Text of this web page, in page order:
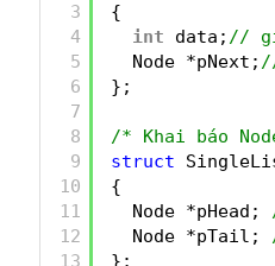
3
4
5
6
7
8
9
10
11
12
13
{
int
data; //
Node *pNext;
};
/* Khai báo
struct
{
Node *pHead;
Node *pTail;
};